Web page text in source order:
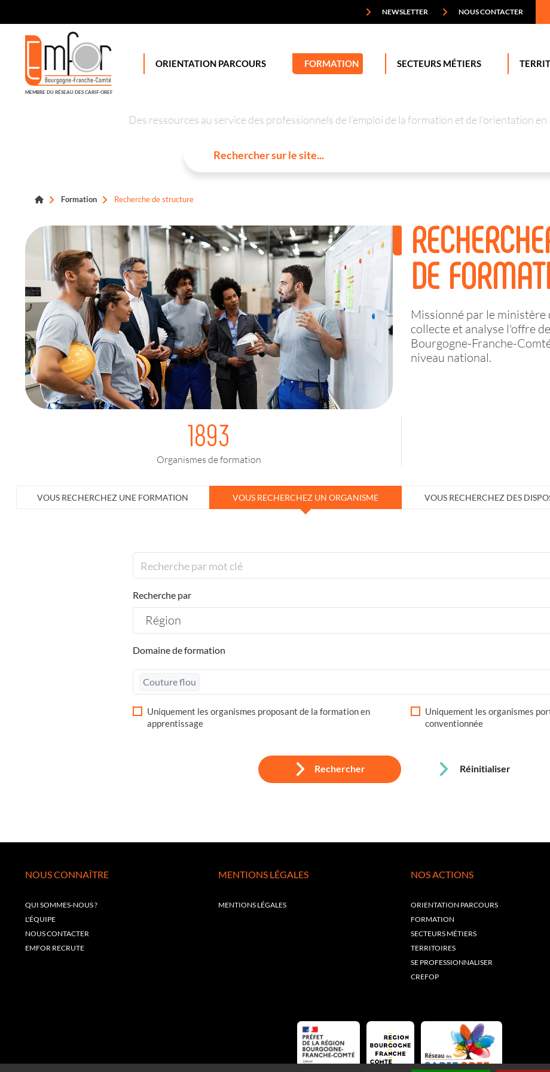
NEWSLETTER NOUS CONTACTER
MEMBRE DU RÉSEAU DES CARIF-OREF
ORIENTATION PARCOURS FORMATION SECTEURS MÉTIERS
Des ressources au service des professionnels de l’emploi de la formation et de l’orientation
Formation Recherche de structure
DE
Missionné par le
collecte et analyse l'offre
Bourgogne-Franche-
niveau national.
1893
Organismes de formation
VOUS RECHERCHEZ UNE FORMATION VOUS RECHERCHEZ UN ORGANISME VOUS RECHERCHEZ DES
Recherche par
Région
Domaine de formation
Couture flou
Uniquement les organismes proposant de la formation en
apprentissage
Uniquement les organismes
conventionnée
Rechercher Réinitialiser
NOUS CONNAÎTRE
QUI SOMMES-NOUS ?
L'ÉQUIPE
NOUS CONTACTER
EMFOR RECRUTE
MENTIONS LÉGALES
MENTIONS LÉGALES
NOS ACTIONS
ORIENTATION PARCOURS
FORMATION
SECTEURS MÉTIERS
TERRITOIRES
SE PROFESSIONNALISER
CREFOP